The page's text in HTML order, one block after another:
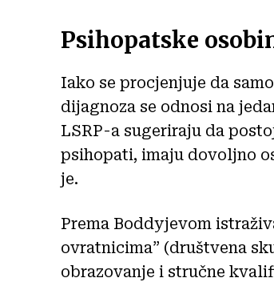
Psihopatske
Iako se procjenjuje da
dijagnoza se odnosi na
LSRP-a sugeriraju da
psihopati, imaju dovoljno
je.
Prema Boddyjevom
ovratnicima” (društvena
obrazovanje i stručne